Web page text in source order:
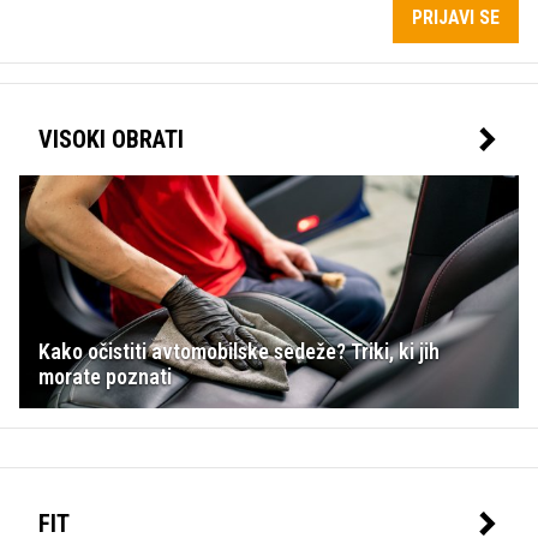
PRIJAVI SE
VISOKI OBRATI
Kako očistiti avtomobilske sedeže? Triki, ki jih
morate poznati
FIT